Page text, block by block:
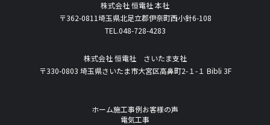
株式会社 恒電社 本社
〒362-0811埼玉県北足立郡伊奈町西小針6-108
TEL.048-728-4283
株式会社 恒電社 さいたま支社
〒330-0803 埼玉県さいたま市大宮区高鼻町2-１-１ Bibli 3F
ホーム施工事例お客様の声
電気工事